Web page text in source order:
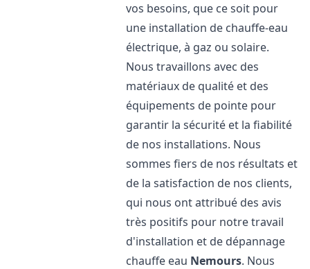
vos besoins, que ce soit pour
une installation de chauffe-eau
électrique, à gaz ou solaire.
Nous travaillons avec des
matériaux de qualité et des
équipements de pointe pour
garantir la sécurité et la fiabilité
de nos installations. Nous
sommes fiers de nos résultats et
de la satisfaction de nos clients,
qui nous ont attribué des avis
très positifs pour notre travail
d'installation et de dépannage
chauffe eau Nemours. Nous